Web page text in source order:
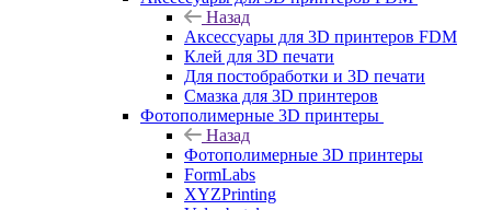
Назад
Аксессуары для 3D принтеров FDM
Клей для 3D печати
Для постобработки и 3D печати
Смазка для 3D принтеров
Фотополимерные 3D принтеры
Назад
Фотополимерные 3D принтеры
FormLabs
XYZPrinting